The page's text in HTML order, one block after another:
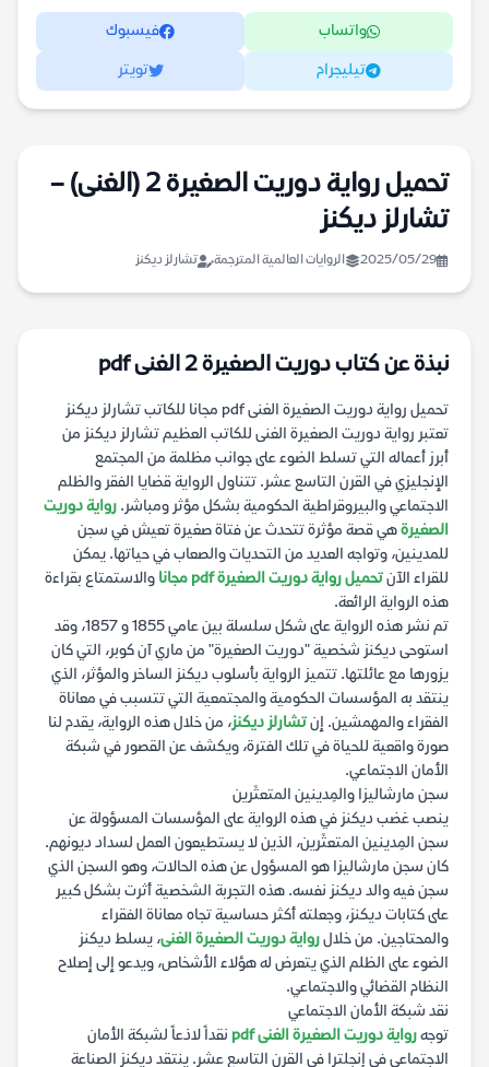
واتساب فيسبوك
تيليجرام تويتر
تحميل رواية دوريت الصغيرة 2 (الغنى) –
تشارلز ديكنز
2025/05/29 الروايات العالمية المترجمة تشارلز ديكنز
نبذة عن كتاب دوريت الصغيرة 2 الغنى pdf
تحميل رواية دوريت الصغيرة الغنى pdf مجانا للكاتب تشارلز ديكنز
تعتبر رواية دوريت الصغيرة الغنى للكاتب العظيم تشارلز ديكنز من
أبرز أعماله التي تسلط الضوء على جوانب مظلمة من المجتمع
الإنجليزي في القرن التاسع عشر. تتناول الرواية قضايا الفقر والظلم
الاجتماعي والبيروقراطية الحكومية بشكل مؤثر ومباشر. رواية دوريت
الصغيرةهي قصة مؤثرة تتحدث عن فتاة صغيرة تعيش في سجن
للمدينين، وتواجه العديد من التحديات والصعاب في حياتها. يمكن
للقراء الآنتحميل رواية دوريت الصغيرة pdf مجانا
والاستمتاع بقراءة
هذه الرواية الرائعة.
تم نشر هذه الرواية على شكل سلسلة بين عامي 1855 و 1857، وقد
استوحى ديكنز شخصية "دوريت الصغيرة" من ماري آن كوبر، التي كان
يزورها مع عائلتها. تتميز الرواية بأسلوب ديكنز الساخر والمؤثر، الذي
ينتقد به المؤسسات الحكومية والمجتمعية التي تتسبب في معاناة
الفقراء والمهمشين. إنتشارلز ديكنز، من خلال هذه الرواية، يقدم لنا
صورة واقعية للحياة في تلك الفترة، ويكشف عن القصور في شبكة
الأمان الاجتماعي.
سجن مارشاليزا والمِدينين المتعثَرين
ينصب غضب ديكنز في هذه الرواية على المؤسسات المسؤولة عن
سجن المِدينين المتعثَرين، الذين لا يستطيعون العمل لسداد ديونهم.
كان سجن مارشاليزا هو المسؤول عن هذه الحالات، وهو السجن الذي
سجن فيه والد ديكنز نفسه. هذه التجربة الشخصية أثرت بشكل كبير
على كتابات ديكنز، وجعلته أكثر حساسية تجاه معاناة الفقراء
والمحتاجين. من خلالرواية دوريت الصغيرة الغنى، يسلط ديكنز
الضوء على الظلم الذي يتعرض له هؤلاء الأشخاص، ويدعو إلى إصلاح
النظام القضائي والاجتماعي.
نقد شبكة الأمان الاجتماعي
توجهرواية دوريت الصغيرة الغنى pdf
نقداً لاذعاً لشبكة الأمان
الاجتماعي في إنجلترا في القرن التاسع عشر. ينتقد ديكنز الصناعة